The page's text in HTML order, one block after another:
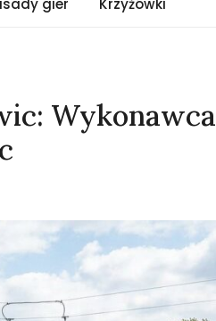
gier Krzyżówki
Wykonawca